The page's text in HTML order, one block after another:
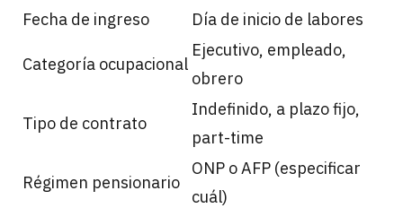
Fecha de ingreso
Día de inicio de labores
Categoría ocupacional
Ejecutivo, empleado,
obrero
Tipo de contrato
Indefinido, a plazo fijo,
part-time
Régimen pensionario
ONP o AFP (especificar
cuál)